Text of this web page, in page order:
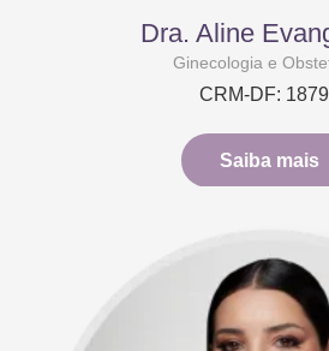
Dra. Aline
Ginecologia e
CRM-DF:
Saiba mais